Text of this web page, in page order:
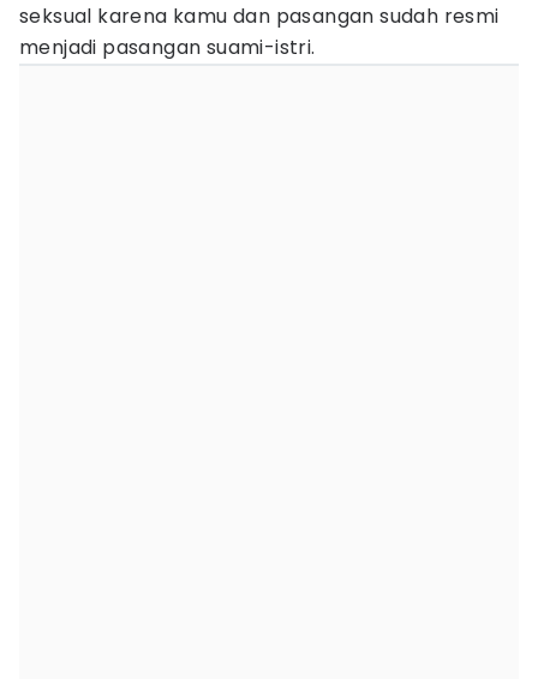
seksual karena kamu dan pasangan sudah resmi
menjadi pasangan suami-istri.